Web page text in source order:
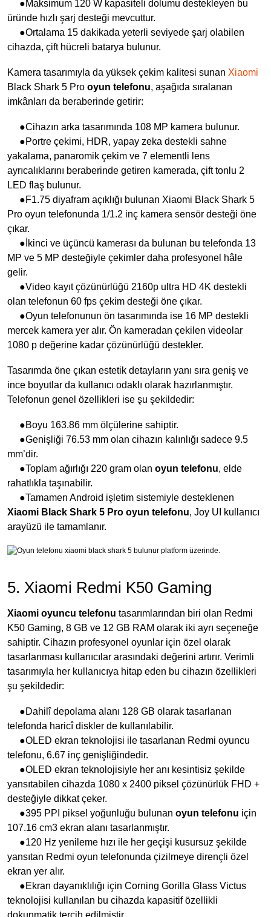
●Maksimum 120 W kapasiteli dolumu destekleyen bu
üründe hızlı şarj desteği mevcuttur.
●Ortalama 15 dakikada yeterli seviyede şarj olabilen
cihazda, çift hücreli batarya bulunur.
Kamera tasarımıyla da yüksek çekim kalitesi sunan Xiaomi
Black Shark 5 Pro oyun telefonu, aşağıda sıralanan
imkânları da beraberinde getirir:
●Cihazın arka tasarımında 108 MP kamera bulunur.
●Portre çekimi, HDR, yapay zeka destekli sahne
yakalama, panaromik çekim ve 7 elementli lens
ayrıcalıklarını beraberinde getiren kamerada, çift tonlu 2
LED flaş bulunur.
●F1.75 diyafram açıklığı bulunan Xiaomi Black Shark 5
Pro oyun telefonunda 1/1.2 inç kamera sensör desteği öne
çıkar.
●İkinci ve üçüncü kamerası da bulunan bu telefonda 13
MP ve 5 MP desteğiyle çekimler daha profesyonel hâle
gelir.
●Video kayıt çözünürlüğü 2160p ultra HD 4K destekli
olan telefonun 60 fps çekim desteği öne çıkar.
●Oyun telefonunun ön tasarımında ise 16 MP destekli
mercek kamera yer alır. Ön kameradan çekilen videolar
1080 p değerine kadar çözünürlüğü destekler.
Tasarımda öne çıkan estetik detayların yanı sıra geniş ve
ince boyutlar da kullanıcı odaklı olarak hazırlanmıştır.
Telefonun genel özellikleri ise şu şekildedir:
●Boyu 163.86 mm ölçülerine sahiptir.
●Genişliği 76.53 mm olan cihazın kalınlığı sadece 9.5
mm’dir.
●Toplam ağırlığı 220 gram olan oyun telefonu, elde
rahatlıkla taşınabilir.
●Tamamen Android işletim sistemiyle desteklenen
Xiaomi Black Shark 5 Pro oyun telefonu, Joy UI kullanıcı
arayüzü ile tamamlanır.
5. Xiaomi Redmi K50 Gaming
Xiaomi oyuncu telefonu tasarımlarından biri olan Redmi
K50 Gaming, 8 GB ve 12 GB RAM olarak iki ayrı seçeneğe
sahiptir. Cihazın profesyonel oyunlar için özel olarak
tasarlanması kullanıcılar arasındaki değerini artırır. Verimli
tasarımıyla her kullanıcıya hitap eden bu cihazın özellikleri
şu şekildedir:
●Dahilî depolama alanı 128 GB olarak tasarlanan
telefonda haricî diskler de kullanılabilir.
●OLED ekran teknolojisi ile tasarlanan Redmi oyuncu
telefonu, 6.67 inç genişliğindedir.
●OLED ekran teknolojisiyle her anı kesintisiz şekilde
yansıtabilen cihazda 1080 x 2400 piksel çözünürlük FHD +
desteğiyle dikkat çeker.
●395 PPI piksel yoğunluğu bulunan oyun telefonu için
107.16 cm3 ekran alanı tasarlanmıştır.
●120 Hz yenileme hızı ile her geçişi kusursuz şekilde
yansıtan Redmi oyun telefonunda çizilmeye dirençli özel
ekran yer alır.
●Ekran dayanıklılığı için Corning Gorilla Glass Victus
teknolojisi kullanılan bu cihazda kapasitif özellikli
dokunmatik tercih edilmiştir.